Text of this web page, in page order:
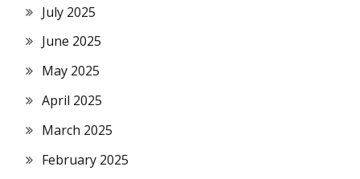
July 2025
June 2025
May 2025
April 2025
March 2025
February 2025